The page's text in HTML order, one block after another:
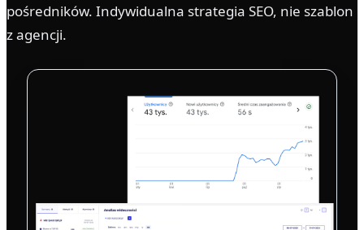
pośredników. Indywidualna strategia SEO, nie szablon
z agencji.